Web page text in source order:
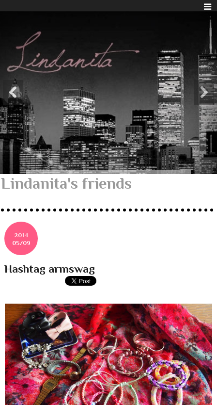
Lindanita's friends
2014
05/09
Hashtag armswag